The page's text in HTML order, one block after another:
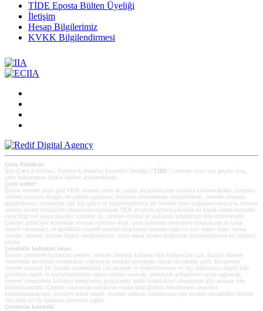
TİDE Eposta Bülten Üyeliği
İletişim
Hesap Bilgilerimiz
KVKK Bilgilendirmesi
Çerez Politikası
İşbu Çerez Politikası, Türkiye İç Denetim Enstitüsü Derneği (" TİDE ") internet sitesi için geçerli olup,
çerez kullanımına ilişkin ilkeleri açıklamaktadır.
Çerez nedir?
Birçok internet sitesi gibi TİDE internet sitesi de, çeşitli amaçlarla çerez (cookie) kullanmaktadır. Çerezler;
internet sitesinin düzgün bir şekilde çalışması, kullanıcı deneyiminin iyileştirilmesi, internet sitesinin
geliştirilmesi, ziyaretçiler için ilgi çekici ve kişiselleştirilmiş bir internet sitesi/uygulama amacıyla, internet
sitesini ziyaret ettiğinizde cihazınızda depolanan TİDE’ye ya da üçüncü şahıslara ait küçük metin dosyaları
veya bilgi/veri parçacıklarıdır. Çerezler ile, internet sitesine ait kullanım bilgileriniz elde edilmektedir.
Çerezler genellikle alındıkları internet sitesinin adını, çerez kullanım ömürlerini (cihazınızda ne kadar
süreyle tutulacağı), ve genellikle tesadüfî şekilde oluşturulan kendine özgü bir sayı değeri içerir. Ayrıca
çerezler, internet sitesine ilişkin tercihlerinizin, siteyi tekrar ziyaret ettiğinizde hatırlanmasında da yardımcı
olurlar.
Çerezlerin kullanım amacı
Internet sitemizde kullanılan çerezler, internet sitemizi kullanan tüm kullanıcılar için, kişinin internet
sitesindeki kesintisiz dolaşmasını sağlayacak rastgele sayılardan oluşan bir rakamı içerir. Bu çerezler
internet sitemizi bir sonraki ziyaretinizde sizi tanımak ve beklentilerinize ve ilgi alanlarınıza uygun hale
getirilmiş içerik ve kişiselleştirilmiş tarama imkânı sunmak, teknolojik gelişmelere uyum sağlamak,
internet sitemizdeki kullanıcı deneyimini geliştirmek, trafik istatistikleri oluşturmak gibi amaçlar için
kullanılmaktadır. Çerezler vasıtasıyla toplanılan veriler kimliğinizin belirlenmesi amacıyla
kullanılmamaktadır. Çerezleri kabul etmek, internet sitemizi kullanmanız için zorunlu olmamakla birlikte
size daha iyi bir kullanıcı deneyimi sağlar.
Çerezlerin kontrolü